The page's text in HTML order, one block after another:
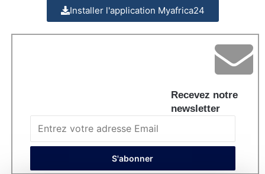
Installer l'application Myafrica24
Recevez notre
newsletter